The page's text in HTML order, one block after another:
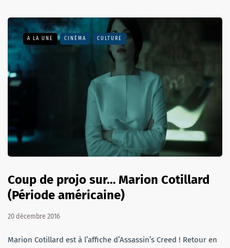
A LA UNE CINÉMA CULTURE
Coup de projo sur… Marion Cotillard
(Période américaine)
20 décembre 2016
Marion Cotillard est à l’affiche d’Assassin’s Creed ! Retour en